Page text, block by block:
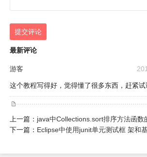
提交评论
最新评论
游客
这个教程写得好，觉得懂了很多东西，赶紧试
上一篇： java中Collections.sort排序方法函数
下一篇： Eclipse中使用junit单元测试框 架和